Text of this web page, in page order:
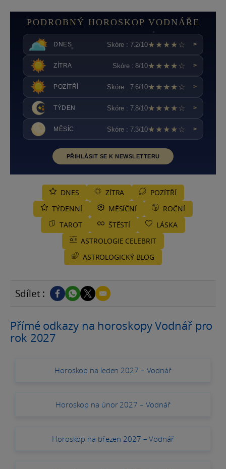
PODROBNÝ HOROSKOP VODNÁŘE
DNES Skóre : 7.2/10★★★★☆ >
ZÍTRA Skóre : 8/10★★★★☆ >
POZÍTŘÍ Skóre : 7.6/10★★★★☆ >
TÝDEN Skóre : 7.8/10★★★★☆ >
MĚSÍC Skóre : 7.3/10★★★★☆ >
PŘIHLÁSIT SE K NEWSLETTERU
DNES ZÍTRA
POZÍTŘÍ
TÝDENNÍ
MĚSÍČNÍ
ROČNÍ
TAROT
ŠTĚSTÍ
LÁSKA
ASTROLOGIE CELEBRIT
ASTROLOGICKÝ BLOG
Sdílet :
Přímé odkazy na horoskopy Vodnář pro
rok 2027
Horoskop na leden 2027 – Vodnář
Horoskop na únor 2027 – Vodnář
Horoskop na březen 2027 – Vodnář